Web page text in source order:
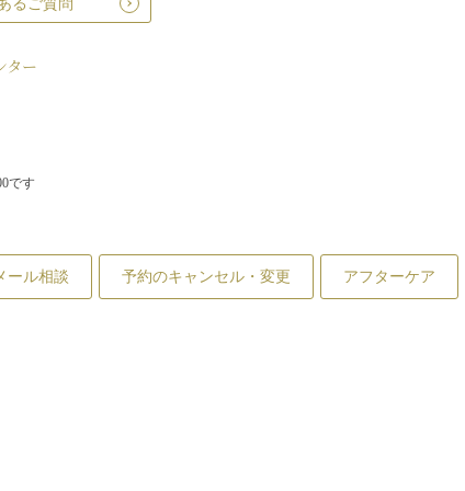
るご質問
ター
です
ール相談 予約のキャンセル・変更 アフターケア